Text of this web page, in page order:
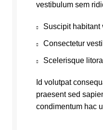
vestibulum sem
Suscipit habitant
Consectetur
Scelerisque
Id volutpat
praesent sed
condimentum hac